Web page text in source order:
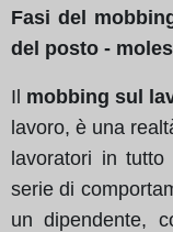
Fasi del
del posto -
Il mobbing sul
lavoro, è una
lavoratori in
serie di
un dipendente,